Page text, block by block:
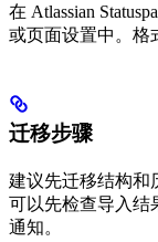
在 Atlassian
或页面设置中。格
迁移步骤
建议先迁移结构和
可以先检查导入结
通知。